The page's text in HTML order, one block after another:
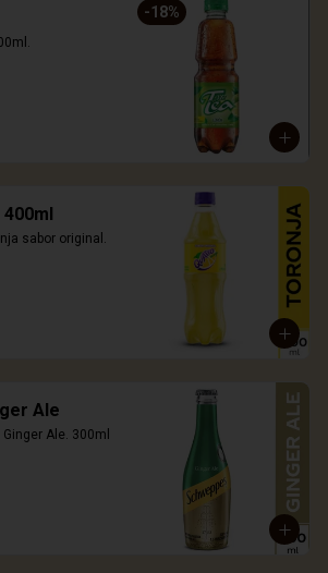
-18%
sabor original.
Ale
Ale. 300ml